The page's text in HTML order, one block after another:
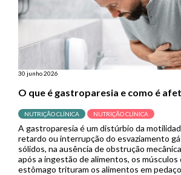
30 junho 2026
O que é gastroparesia e como é
NUTRIÇÃO CLÍNICA NUTRIÇÃO CLÍNICA
A gastroparesia é um distúrbio da
retardo ou interrupção do esvaziamento
sólidos, na ausência de obstrução
após a ingestão de alimentos, os músculos
estômago trituram os alimentos em